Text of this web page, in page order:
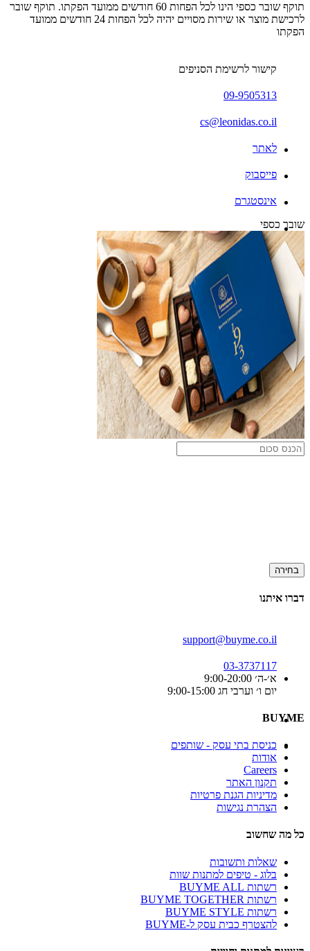
תוקף שובר כספי הינו לכל הפחות 60 חודשים ממועד הפקתו. תוקף שובר
לרכישת מוצר או שירות מסויים יהיה לכל הפחות 24 חודשים ממועד
הפקתו
קישור לרשימת הסניפים
09-9505313
cs@leonidas.co.il
לאתר
פייסבוק
אינסטגרם
שובר כספי
בחירה
דברו איתנו
support@buyme.co.il
03-3737117
א׳-ה׳ 9:00-20:00
יום ו׳ וערבי חג 9:00-15:00
BUYME
כניסת בתי עסק - שותפים
אודות
Careers
תקנון האתר
מדיניות הגנת פרטיות
הצהרת נגישות
כל מה שחשוב
שאלות ותשובות
בלוג - טיפים למתנות שוות
רשתות BUYME ALL
רשתות BUYME TOGETHER
רשתות BUYME STYLE
להצטרף כבית עסק ל-BUYME